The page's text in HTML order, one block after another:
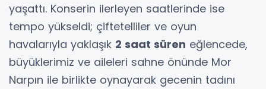
yaşattı. Konserin ilerleyen saatlerinde ise
tempo yükseldi; çiftetelliler ve oyun
havalarıyla yaklaşık 2 saat süren eğlencede,
büyüklerimiz ve aileleri sahne önünde Mor
Narpın ile birlikte oynayarak gecenin tadını